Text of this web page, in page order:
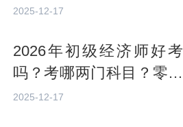
秘籍大公开
2025-12-17
2026年初级经济师好考
吗？考哪两门科目？零基
础备考攻略分享
2025-12-17